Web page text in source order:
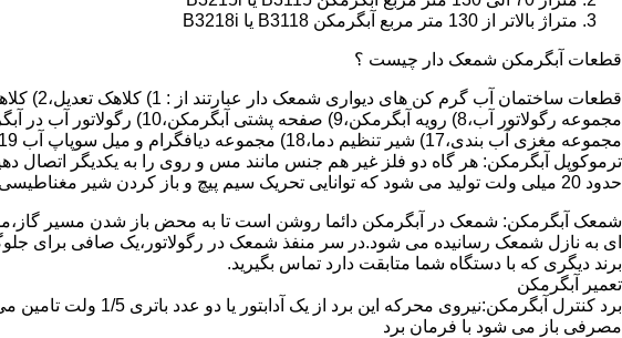
متراژ بالاتر از 130 متر مربع آبگرمکن B3118 یا B3218i
قطعات آبگرمکن شمعک دار چیست ؟
مجموعه مغزی آب بندی،17) شیر تنظیم دما،18) مجموعه دیافگرام و میل سوپاپ آب 19) ترموکوپل و … که ما برای تعمیر آبگرمکن باید به نمایندگی های مجاز همان برند تماس حاصل فرمایید.
ترموکوپل آبگرمکن: هر گاه دو فلز غیر هم جنس مانند مس و روی را به یکدیگر اتصال
حدود 20 میلی ولت تولید می شود که توانایی تحریک سیم پیچ و باز کردن شیر مغناطیسی وسایل گاز سوز را در مدت 20 ثانیه دارد.
شمعک آبگرمکن: شمعک در آبگرمکن دائما روشن است تا به محض باز شدن مسیر
ای به نازل شمعک رسانیده می شود.در سر منفذ شمعک در رگولاتور،یک صافی برای
برند دیگری که با دستگاه شما متابقت دارد تماس بگیرید.
تعمیر آبگرمکن
مصرفی باز می شود با فرمان برد